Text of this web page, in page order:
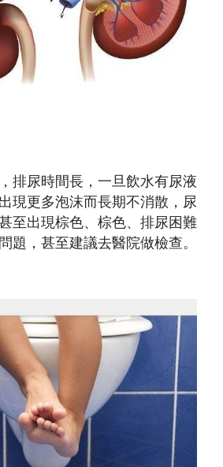
排尿時間長，一旦飲水有尿液
現更多泡沫而長期不消散，尿
至出現棕色、棕色、排尿困難
題，甚至建議去醫院做檢查。